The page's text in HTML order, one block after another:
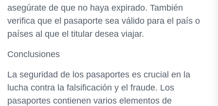
asegúrate de que no haya expirado. También
verifica que el pasaporte sea válido para el país o
países al que el titular desea viajar.
Conclusiones
La seguridad de los pasaportes es crucial en la
lucha contra la falsificación y el fraude. Los
pasaportes contienen varios elementos de